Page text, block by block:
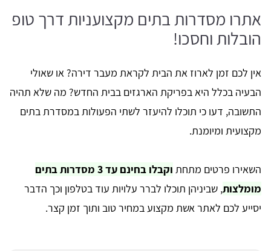
אתרו מסדרות בתים מקצועניות דרך טופ
הובלות וחסכו!
אין לכם זמן לארוז את הבית לקראת מעבר דירה? או שאולי
הבעיה בכלל היא בפריקת הארגזים בבית החדש? מה שלא תהיה
התשובה, דעו כי תוכלו להיעזר לשתי הפעולות במסדרת בתים
מקצועית ומיומנת.
השאירו פרטים מתחת
וקבלו בחינם עד 3 מסדרות בתים
מומלצות, שביניהן תוכלו לברר עלויות עוד בטלפון וכך הדבר
יסייע לכם לאתר אשת מקצוע במחיר טוב ותוך זמן קצר.